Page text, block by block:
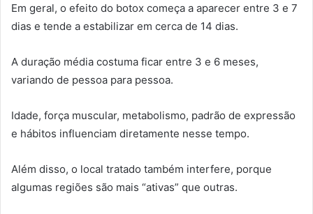
Em geral, o efeito do botox começa a aparecer entre 3 e 7
dias e tende a estabilizar em cerca de 14 dias.
A duração média costuma ficar entre 3 e 6 meses,
variando de pessoa para pessoa.
Idade, força muscular, metabolismo, padrão de expressão
e hábitos influenciam diretamente nesse tempo.
Além disso, o local tratado também interfere, porque
algumas regiões são mais “ativas” que outras.